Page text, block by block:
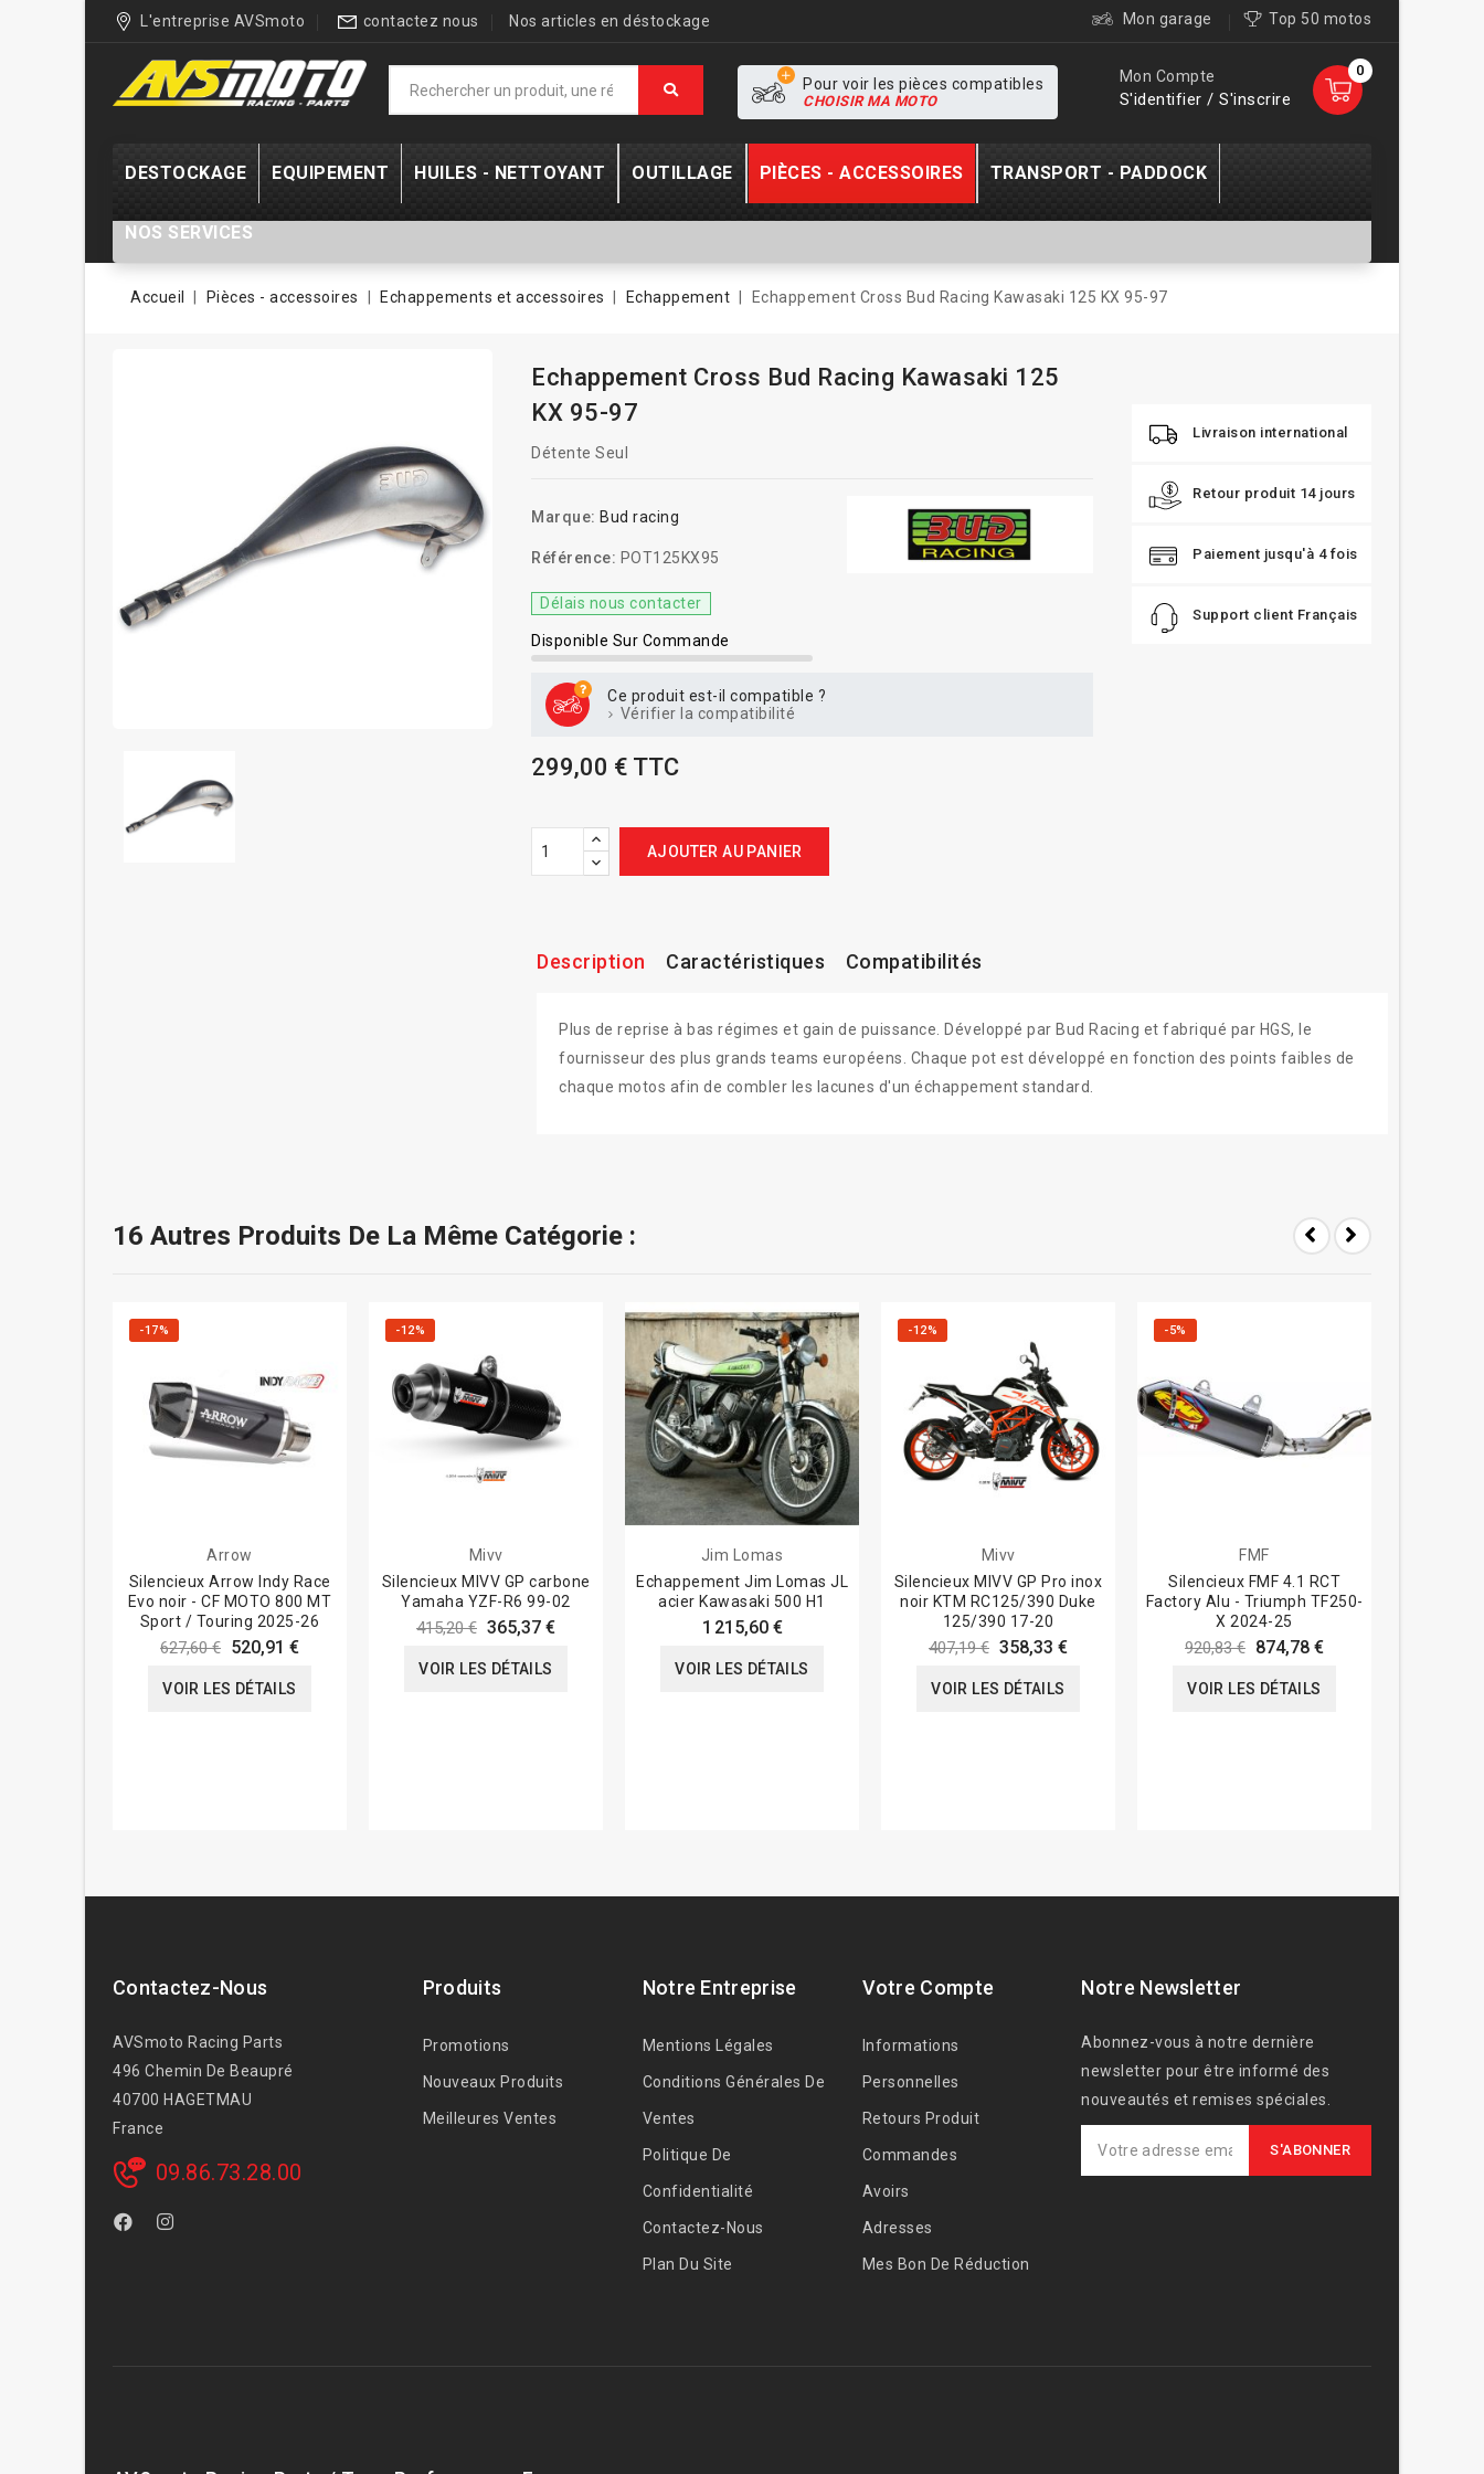
L'entreprise AVSmoto contactez nous Nos articles en déstockage Mon garage Top 50 motos
0
Mon Compte
S'identifier / S'inscrire
Pour voir les pièces compatibles
CHOISIR MA MOTO
DESTOCKAGE EQUIPEMENT HUILES - NETTOYANT OUTILLAGE PIÈCES - ACCESSOIRES TRANSPORT - PADDOCK
NOS SERVICES
Accueil Pièces - accessoires Echappements et accessoires Echappement Echappement Cross Bud Racing Kawasaki 125 KX 95-97
Echappement Cross Bud Racing Kawasaki 125
KX 95-97
Détente Seul
Marque: Bud racing
Référence: POT125KX95
Délais nous contacter
Disponible Sur Commande
Ce produit est-il compatible ?
Vérifier la compatibilité
299,00 € TTC
AJOUTER AU PANIER
Livraison international
Retour produit 14 jours
Paiement jusqu'à 4 fois
Support client Français
Description Caractéristiques Compatibilités
Plus de reprise à bas régimes et gain de puissance. Développé par Bud Racing et fabriqué par HGS, le
fournisseur des plus grands teams européens. Chaque pot est développé en fonction des points faibles de
chaque motos afin de combler les lacunes d'un échappement standard.
16 Autres Produits De La Même Catégorie :
-17%
Arrow
Silencieux Arrow Indy Race
Evo noir - CF MOTO 800 MT
Sport / Touring 2025-26
627,60 € 520,91 €
VOIR LES DÉTAILS
-12%
Mivv
Silencieux MIVV GP carbone
Yamaha YZF-R6 99-02
415,20 € 365,37 €
VOIR LES DÉTAILS
Jim Lomas
Echappement Jim Lomas JL
acier Kawasaki 500 H1
1 215,60 €
VOIR LES DÉTAILS
-12%
Mivv
Silencieux MIVV GP Pro inox
noir KTM RC125/390 Duke
125/390 17-20
407,19 € 358,33 €
VOIR LES DÉTAILS
-5%
FMF
Silencieux FMF 4.1 RCT
Factory Alu - Triumph TF250-
X 2024-25
920,83 € 874,78 €
VOIR LES DÉTAILS
Contactez-Nous
AVSmoto Racing Parts
496 Chemin De Beaupré
40700 HAGETMAU
France
09.86.73.28.00
Produits
Promotions
Nouveaux Produits
Meilleures Ventes
Notre Entreprise
Mentions Légales
Conditions Générales De
Ventes
Politique De
Confidentialité
Contactez-Nous
Plan Du Site
Votre Compte
Informations
Personnelles
Retours Produit
Commandes
Avoirs
Adresses
Mes Bon De Réduction
Notre Newsletter
Abonnez-vous à notre dernière
newsletter pour être informé des
nouveautés et remises spéciales.